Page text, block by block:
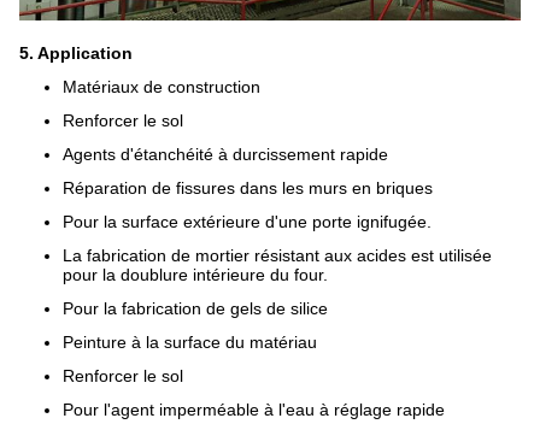
5. Application
Matériaux de construction
Renforcer le sol
Agents d'étanchéité à durcissement rapide
Réparation de fissures dans les murs en briques
Pour la surface extérieure d'une porte ignifugée.
La fabrication de mortier résistant aux acides est utilisée
pour la doublure intérieure du four.
Pour la fabrication de gels de silice
Peinture à la surface du matériau
Renforcer le sol
Pour l'agent imperméable à l'eau à réglage rapide